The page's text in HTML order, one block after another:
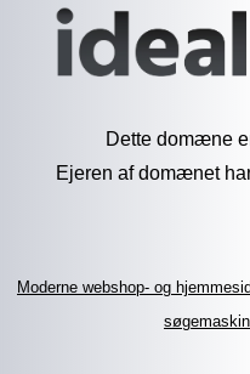
Dette domæne
Ejeren af domænet
Moderne webshop- og